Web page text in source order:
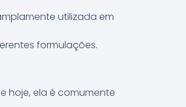
utilizada em
formulações.
hoje, ela é comumente